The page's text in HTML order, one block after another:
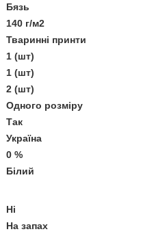
Бязь
140 г/м2
Тваринні принти
1 (шт)
1 (шт)
2 (шт)
Одного розміру
Так
Україна
0 %
Білий
Ні
На запах